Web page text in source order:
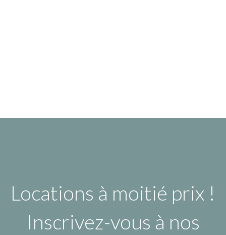
Locations à moitié prix !
Inscrivez-vous à nos